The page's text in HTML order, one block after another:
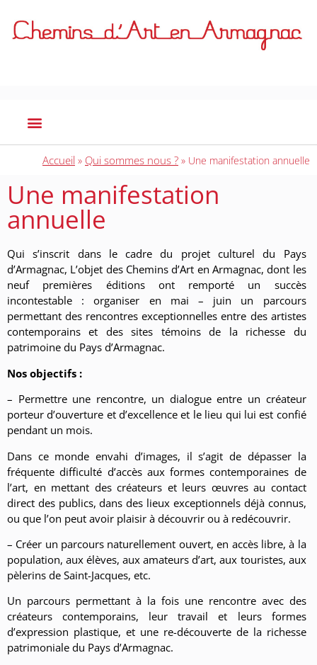
Accueil » Qui sommes nous ? » Une manifestation annuelle
Une manifestation
annuelle
Qui s’inscrit dans le cadre du projet culturel du Pays
d’Armagnac, L’objet des Chemins d’Art en Armagnac, dont les
neuf premières éditions ont remporté un succès
incontestable : organiser en mai – juin un parcours
permettant des rencontres exceptionnelles entre des artistes
contemporains et des sites témoins de la richesse du
patrimoine du Pays d’Armagnac.
Nos objectifs :
– Permettre une rencontre, un dialogue entre un créateur
porteur d’ouverture et d’excellence et le lieu qui lui est confié
pendant un mois.
Dans ce monde envahi d’images, il s’agit de dépasser la
fréquente difficulté d’accès aux formes contemporaines de
l’art, en mettant des créateurs et leurs œuvres au contact
direct des publics, dans des lieux exceptionnels déjà connus,
ou que l’on peut avoir plaisir à découvrir ou à redécouvrir.
– Créer un parcours naturellement ouvert, en accès libre, à la
population, aux élèves, aux amateurs d’art, aux touristes, aux
pèlerins de Saint-Jacques, etc.
Un parcours permettant à la fois une rencontre avec des
créateurs contemporains, leur travail et leurs formes
d’expression plastique, et une re-découverte de la richesse
patrimoniale du Pays d’Armagnac.